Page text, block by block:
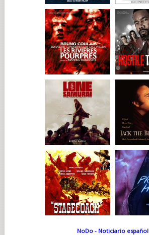
NoDo - Noticiario español